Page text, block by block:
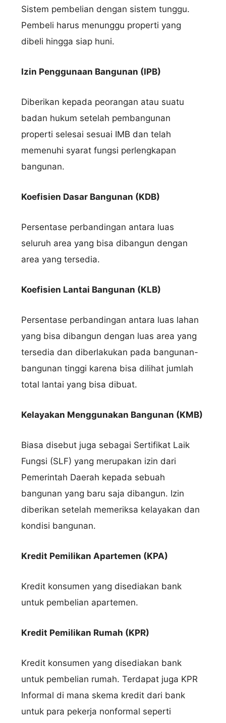
Sistem pembelian dengan sistem tunggu.
Pembeli harus menunggu properti yang
dibeli hingga siap huni.
Izin Penggunaan Bangunan (IPB)
Diberikan kepada peorangan atau suatu
badan hukum setelah pembangunan
properti selesai sesuai IMB dan telah
memenuhi syarat fungsi perlengkapan
bangunan.
Koefisien Dasar Bangunan (KDB)
Persentase perbandingan antara luas
seluruh area yang bisa dibangun dengan
area yang tersedia.
Koefisien Lantai Bangunan (KLB)
Persentase perbandingan antara luas lahan
yang bisa dibangun dengan luas area yang
tersedia dan diberlakukan pada bangunan-
bangunan tinggi karena bisa dilihat jumlah
total lantai yang bisa dibuat.
Kelayakan Menggunakan Bangunan (KMB)
Biasa disebut juga sebagai Sertifikat Laik
Fungsi (SLF) yang merupakan izin dari
Pemerintah Daerah kepada sebuah
bangunan yang baru saja dibangun. Izin
diberikan setelah memeriksa kelayakan dan
kondisi bangunan.
Kredit Pemilikan Apartemen (KPA)
Kredit konsumen yang disediakan bank
untuk pembelian apartemen.
Kredit Pemilikan Rumah (KPR)
Kredit konsumen yang disediakan bank
untuk pembelian rumah. Terdapat juga KPR
Informal di mana skema kredit dari bank
untuk para pekerja nonformal seperti
Nama Lengkap